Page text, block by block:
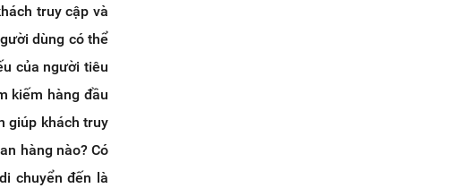
truy cập và
dùng có thể
của người tiêu
kiếm hàng đầu
giúp khách truy
hàng nào? Có
chuyển đến là